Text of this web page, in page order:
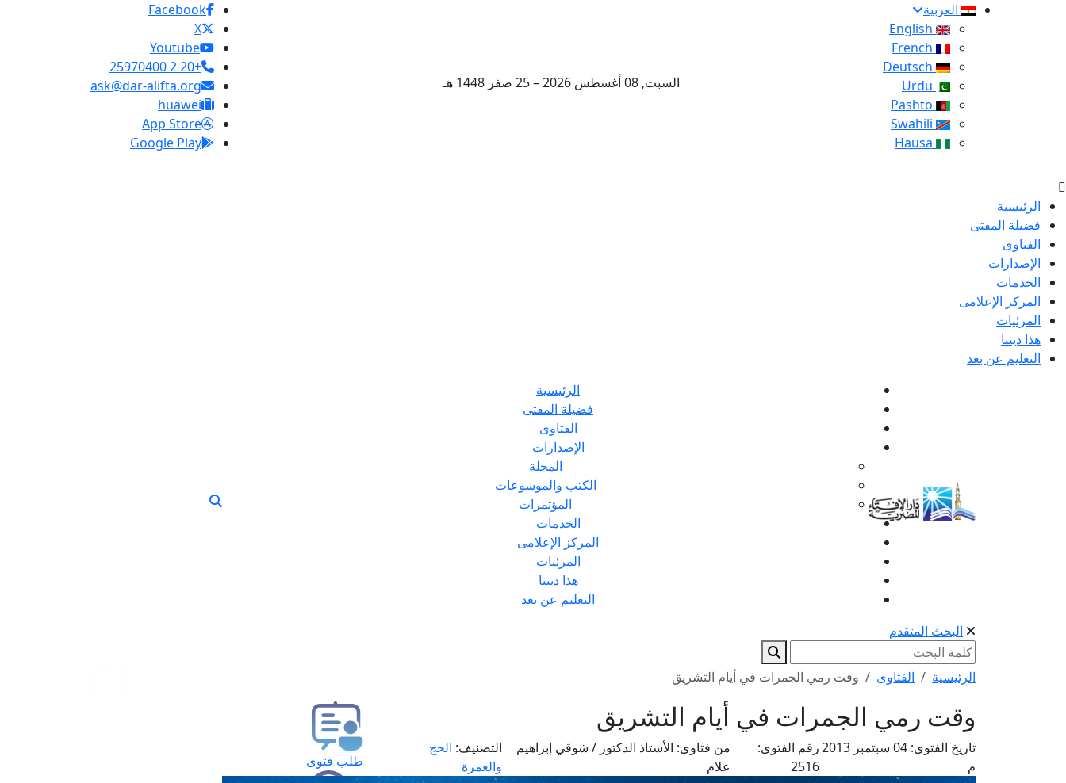
العربية
السبت, 08 أغسطس 2026 – 25 صفر 1448 هـ
Facebook
X
Youtube
+20 2 25970400
ask@dar-alifta.org
huawei
App Store
Google Play
الرئيسية
فضيلة المفتى
الفتاوى
الإصدارات
الخدمات
المركز الإعلامى
المرئيات
هذا ديننا
التعليم عن بعد
الرئيسية
فضيلة المفتى
الفتاوى
الإصدارات
المجلة
الكتب والموسوعات
المؤتمرات
الخدمات
المركز الإعلامى
المرئيات
هذا ديننا
التعليم عن بعد
البحث المتقدم
الرئيسية الفتاوى وقت رمي الجمرات في أيام التشريق
وقت رمي الجمرات في أيام التشريق
تاريخ الفتوى:
04 سبتمبر 2013
م
رقم الفتوى:
2516
من فتاوى: الأستاذ الدكتور / شوقي إبراهيم
علام
التصنيف: الحج
والعمرة
طلب فتوى